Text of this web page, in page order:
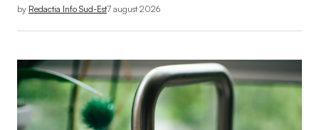
by Redactia Info Sud-Est7 august 2026